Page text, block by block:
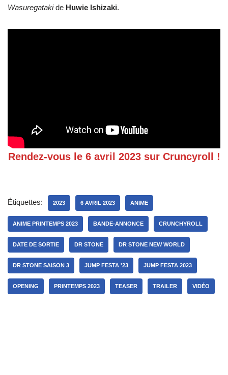
Wasuregatakide Huwie Ishizaki.
Rendez-vous le 6 avril 2023 sur Cruncyroll !
Étiquettes: 2023 6 AVRIL 2023 ANIME
ANIME PRINTEMPS 2023 BANDE-ANNONCE CRUNCHYROLL
DATE DE SORTIE DR STONE DR STONE NEW WORLD
DR STONE SAISON 3 JUMP FESTA '23 JUMP FESTA 2023
OPENING PRINTEMPS 2023 TEASER TRAILER VIDÉO